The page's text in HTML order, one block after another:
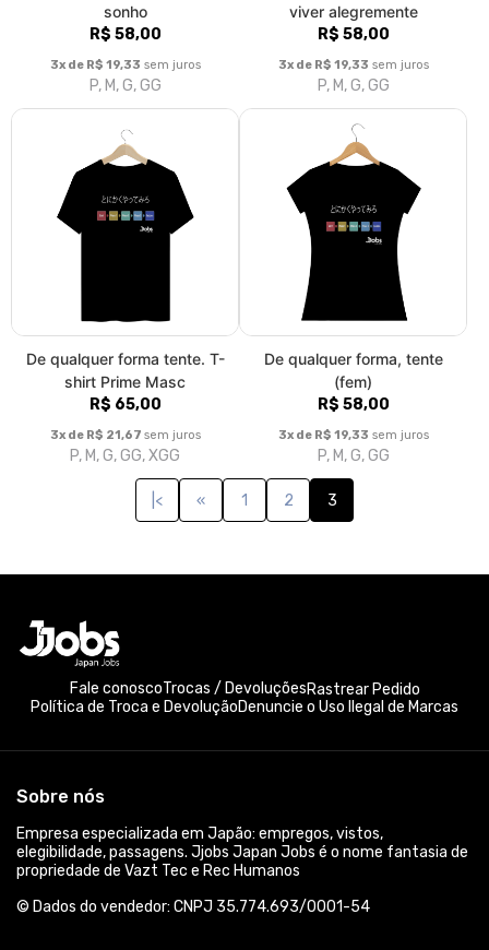
sonho
R$ 58,00
3x de R$ 19,33 sem juros
P, M, G, GG
viver alegremente
R$ 58,00
3x de R$ 19,33 sem juros
P, M, G, GG
De qualquer forma tente. T-
shirt Prime Masc
R$ 65,00
3x de R$ 21,67 sem juros
P, M, G, GG, XGG
De qualquer forma, tente
(fem)
R$ 58,00
3x de R$ 19,33 sem juros
P, M, G, GG
|< « 1 2 3
Fale conoscoTrocas / DevoluçõesRastrear Pedido
Política de Troca e DevoluçãoDenuncie o Uso Ilegal de Marcas
Sobre nós
Empresa especializada em Japão: empregos, vistos,
elegibilidade, passagens. Jjobs Japan Jobs é o nome fantasia de
propriedade de Vazt Tec e Rec Humanos
© Dados do vendedor: CNPJ 35.774.693/0001-54